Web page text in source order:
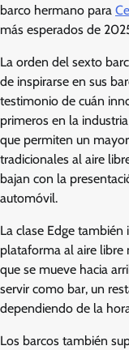
barco hermano para
más esperados de
La orden del sexto
de inspirarse en sus
testimonio de cuán
primeros en la
que permiten un
tradicionales al aire
bajan con la
automóvil.
La clase Edge
plataforma al aire libre
que se mueve hacia
servir como bar, un
dependiendo de la
Los barcos también